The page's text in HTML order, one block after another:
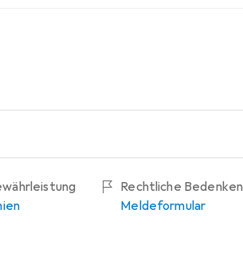
Rechtliche Bedenken
Meldeformular